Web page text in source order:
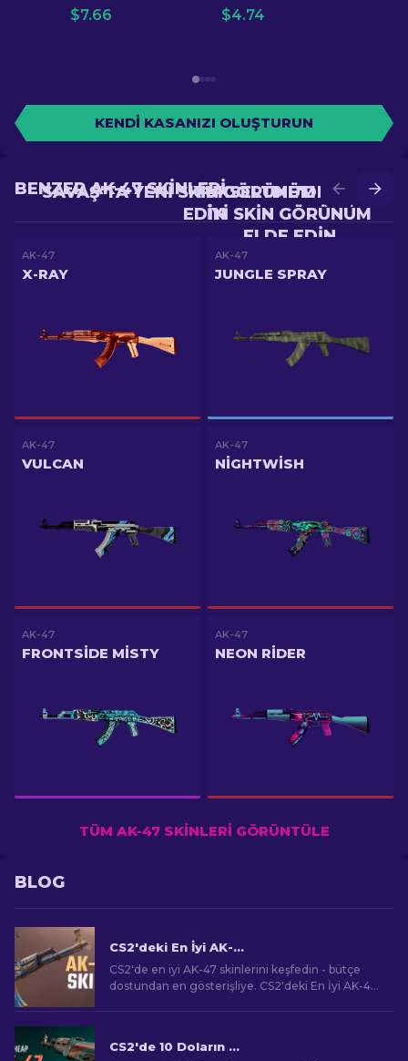
$7.66 $4.74
KENDI KASANIZI OLUŞTURUN
YÜKSELTME'DE DAHA
IYI SKIN GÖRÜNÜM
ELDE EDIN
SAVAŞ'TA YENI SKIN GÖRÜNÜM ELDE
EDIN
BENZER AK-47 SKINLERI
AK-47
X-RAY
AK-47
JUNGLE SPRAY
AK-47
VULCAN
AK-47
NIGHTWISH
AK-47
FRONTSIDE MISTY
AK-47
NEON RIDER
TÜM AK-47 SKINLERI GÖRÜNTÜLE
BLOG
CS2'deki En İyi AK-47 Skinleri: Ucuza Pahalıya
CS2'de en iyi AK-47 skinlerini keşfedin - bütçe
dostundan en gösterişliye. CS2'deki En İyi AK-47
CS2'de 10 Doların Altında En İyi Ucuz AK-47 Skinleri